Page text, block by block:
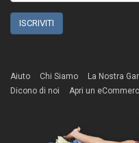
Aiuto Chi Siamo La Nostra
Dicono di noi
Apri un